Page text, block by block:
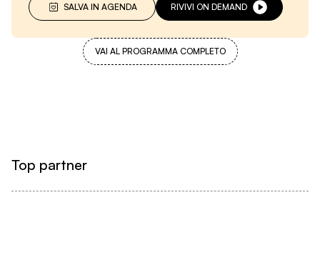
SALVA IN AGENDA RIVIVI ON DEMAND
VAI AL PROGRAMMA COMPLETO
Top partner